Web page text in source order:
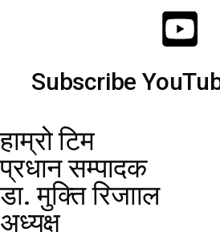
Subscribe
हाम्रो टिम
प्रधान सम्पादक
डा. मुक्ति रिजााल
अध्यक्ष